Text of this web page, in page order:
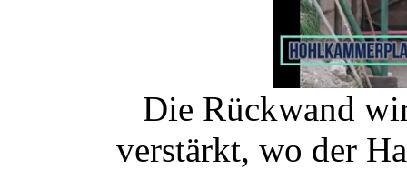
Die Rückwand
verstärkt, wo der